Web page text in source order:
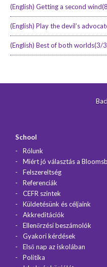
(English) Getting a second
(English) Play the devil’s
(English) Best of both worlds(3/
School
Rólunk
Miért jó választás a
Felszereltség
Referenciák
CEFR szintek
Küldetésünk és céljaink
Akkreditációk
Ellenőrzési beszámolók
Gyakori kérdések
Első nap az iskolában
Politika